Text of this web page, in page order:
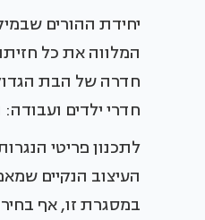
יחידת ההורים
המלווה את כל
חדרה של הבת
חדרי ילדים
לתכנון פריטי
העיצוב הנקיים
במסגרת זו, אף